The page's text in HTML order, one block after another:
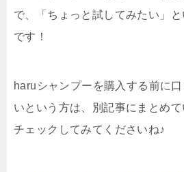
で、「ちょっと試してみたい」
です！
haruシャンプーを購入する前に
いという方は、別記事にまとめ
チェックしてみてくださいね♪